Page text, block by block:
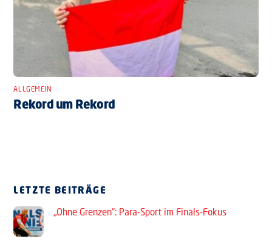
ALLGEMEIN
Rekord um Rekord
LETZTE BEITRÄGE
„Ohne Grenzen“: Para-Sport im Finals-Fokus